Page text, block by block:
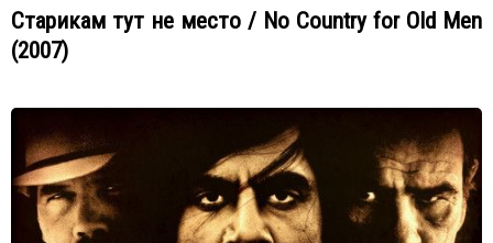
Старикам тут не место / No Country for Old Men
(2007)